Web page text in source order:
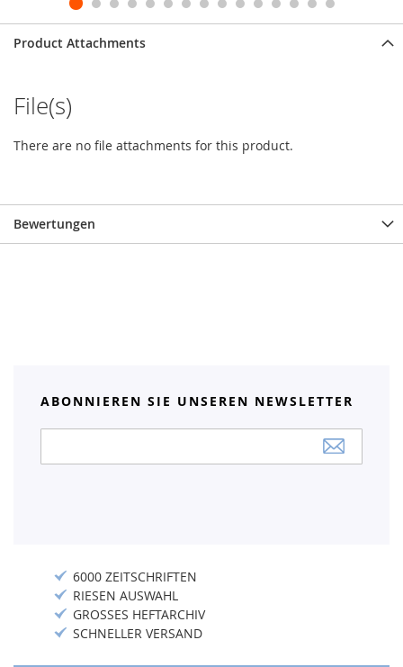
Product Attachments
File(s)
There are no file attachments for this product.
Bewertungen
ABONNIEREN SIE UNSEREN NEWSLETTER
Newsletter:
6000 ZEITSCHRIFTEN
RIESEN AUSWAHL
GROSSES HEFTARCHIV
SCHNELLER VERSAND